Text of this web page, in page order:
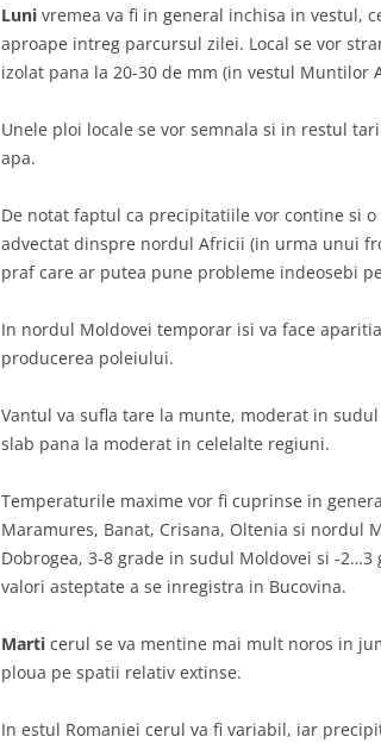
Luni vremea va fi in general inchisa in vestul,
aproape intreg parcursul zilei. Local se vor
izolat pana la 20-30 de mm (in vestul Muntilor
Unele ploi locale se vor semnala si in restul
apa.
De notat faptul ca precipitatiile vor contine si
advectat dinspre nordul Africii (in urma unui
praf care ar putea pune probleme indeosebi
In nordul Moldovei temporar isi va face
producerea poleiului.
Vantul va sufla tare la munte, moderat in
slab pana la moderat in celelalte regiuni.
Temperaturile maxime vor fi cuprinse in
Maramures, Banat, Crisana, Oltenia si nordul
Dobrogea, 3-8 grade in sudul Moldovei si -
valori asteptate a se inregistra in Bucovina.
Marti cerul se va mentine mai mult noros in
ploua pe spatii relativ extinse.
In estul Romaniei cerul va fi variabil, iar